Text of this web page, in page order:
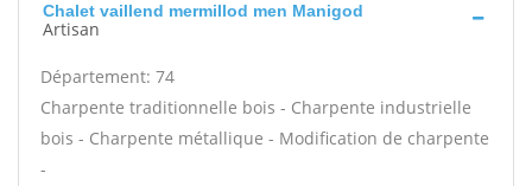
Chalet vaillend mermillod men Manigod
Artisan
Département: 74
Charpente traditionnelle bois - Charpente industrielle
bois - Charpente métallique - Modification de charpente
-